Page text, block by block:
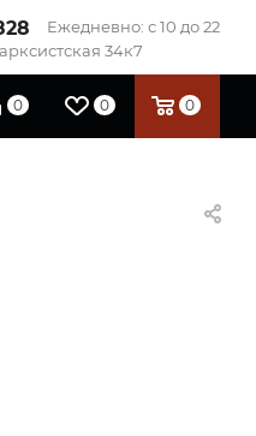
Ежедневно: с 10 до 22
34к7
0 0 0